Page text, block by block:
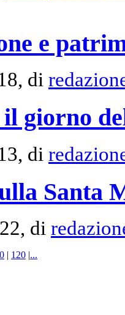
e
di
il giorno
di
Santa
di
| 120 |...